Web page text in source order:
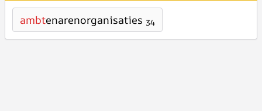
ambtenarenorganisaties 34